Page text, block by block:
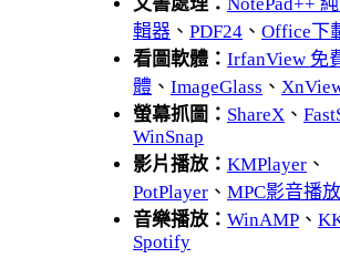
輯器 、 PDF24 、 Office下
看圖軟體： IrfanView 免
體 、 ImageGlass 、
螢幕抓圖： ShareX 、
WinSnap
影片播放： KMPlayer 、
PotPlayer 、 MPC影音播
音樂播放： WinAMP 、
Spotify